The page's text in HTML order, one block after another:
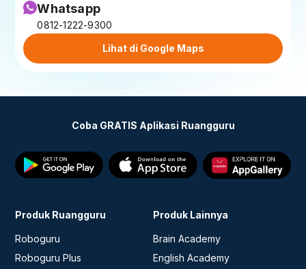
Whatsapp
0812-1222-9300
Lihat di Google Maps
Coba GRATIS Aplikasi Ruangguru
Produk Ruangguru
Roboguru
Roboguru Plus
Produk Lainnya
Brain Academy
English Academy